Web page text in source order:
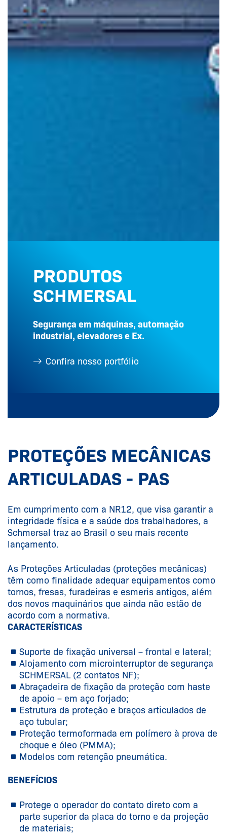
PRODUTOS
SCHMERSAL
Segurança em máquinas, automação
industrial, elevadores e Ex.
Confira nosso portfólio
PROTEÇÕES MECÂNICAS
ARTICULADAS - PAS
Em cumprimento com a NR12, que visa garantir a
integridade física e a saúde dos trabalhadores, a
Schmersal traz ao Brasil o seu mais recente
lançamento.
As Proteções Articuladas (proteções mecânicas)
têm como finalidade adequar equipamentos como
tornos, fresas, furadeiras e esmeris antigos, além
dos novos maquinários que ainda não estão de
acordo com a normativa.
CARACTERÍSTICAS
Suporte de fixação universal – frontal e lateral;
Alojamento com microinterruptor de segurança
SCHMERSAL (2 contatos NF);
Abraçadeira de fixação da proteção com haste
de apoio – em aço forjado;
Estrutura da proteção e braços articulados de
aço tubular;
Proteção termoformada em polímero à prova de
choque e óleo (PMMA);
Modelos com retenção pneumática.
BENEFÍCIOS
Protege o operador do contato direto com a
parte superior da placa do torno e da projeção
de materiais;